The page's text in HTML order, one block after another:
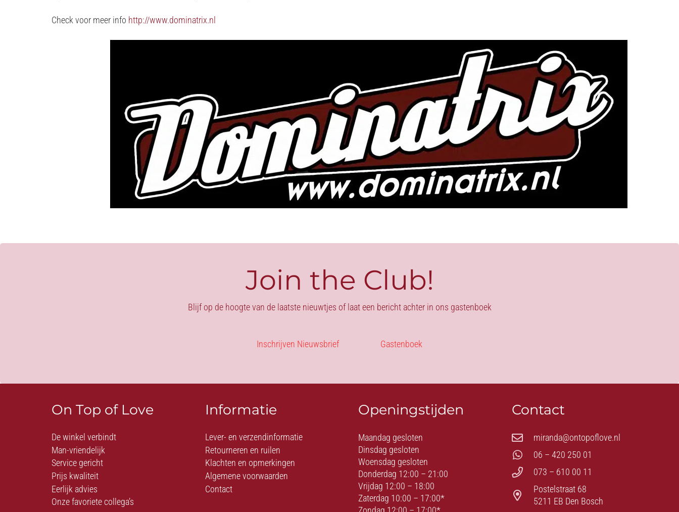
Check voor meer info http://www.dominatrix.nl
Join the Club!
Blijf op de hoogte van de laatste nieuwtjes of laat een bericht achter in ons gastenboek
Inschrijven Nieuwsbrief Gastenboek
On Top of Love
De winkel verbindt
Man-vriendelijk
Service gericht
Prijs kwaliteit
Eerlijk advies
Onze favoriete collega’s
Informatie
Lever- en verzendinformatie
Retourneren en ruilen
Klachten en opmerkingen
Algemene voorwaarden
Contact
Openingstijden
Maandag gesloten
Dinsdag gesloten
Woensdag gesloten
Donderdag 12:00 – 21:00
Vrijdag 12:00 – 18:00
Zaterdag 10:00 – 17:00*
Contact
miranda@ontopoflove.nl
06 – 420 250 01
073 – 610 00 11
Postelstraat 68
5211 EB Den Bosch